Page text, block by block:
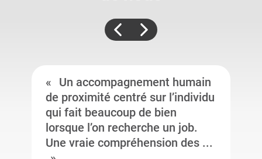
Un accompagnement humain
de proximité centré sur l’individu
qui fait beaucoup de bien
lorsque l’on recherche un job.
Une vraie compréhension des ...